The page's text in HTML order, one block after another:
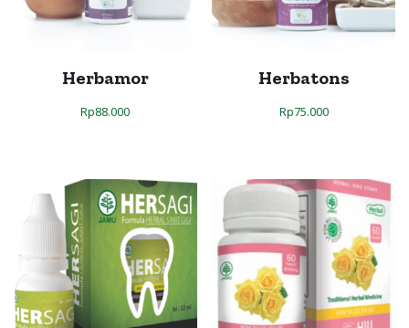
Herbamor
Rp88.000
Herbatons
Rp75.000